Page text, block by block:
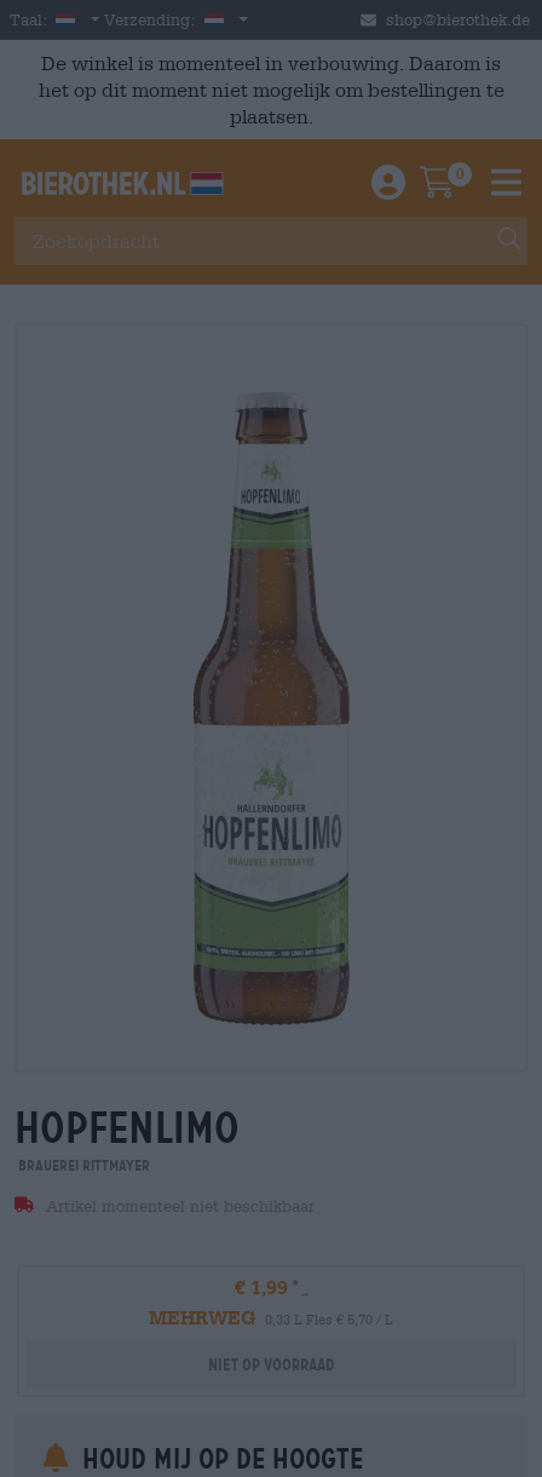
Skip to main content
Taal: Dutch
Verzending: Nederland shop@bierothek.de
De winkel is momenteel in verbouwing. Daarom is
het op dit moment niet mogelijk om bestellingen te
plaatsen.
Einloggen /
0
hopfenlimo
Brauerei Rittmayer
Artikel momenteel niet beschikbaar
€ 1,99
MEHRWEG
0,33 L Fles € 5,70 / L
Niet op voorraad
Houd mij op de hoogte